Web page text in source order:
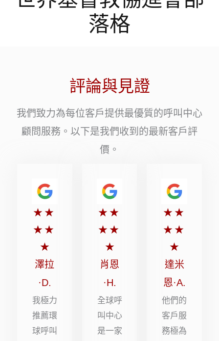
落格
評論與見證
我們致力為每位客戶提供最優質的呼叫中心
顧問服務。以下是我們收到的最新客戶評
價。
★ ★
★ ★
★
評
分
5
顆
（滿
分
5
澤拉
·D.
我極力
推薦環
球呼叫
★ ★
★ ★
★
評
分
5
顆
（滿
分
5
肖恩
·H.
全球呼
叫中心
是一家
★ ★
★ ★
★
評
分
顆
星
（滿
分
5
達米
恩·A.
他們的
客戶服
務極為